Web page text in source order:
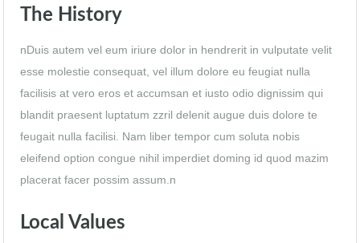
The History
nDuis autem vel eum iriure dolor in hendrerit in vulputate velit
esse molestie consequat, vel illum dolore eu feugiat nulla
facilisis at vero eros et accumsan et iusto odio dignissim qui
blandit praesent luptatum zzril delenit augue duis dolore te
feugait nulla facilisi. Nam liber tempor cum soluta nobis
eleifend option congue nihil imperdiet doming id quod mazim
placerat facer possim assum.n
Local Values